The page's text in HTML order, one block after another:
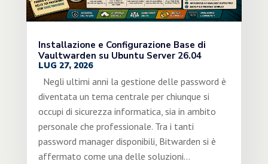
Installazione e Configurazione Base di
Vaultwarden su Ubuntu Server 26.04
LUG 27, 2026
Negli ultimi anni la gestione delle password è
diventata un tema centrale per chiunque si
occupi di sicurezza informatica, sia in ambito
personale che professionale. Tra i tanti
password manager disponibili, Bitwarden si è
affermato come una delle soluzioni...